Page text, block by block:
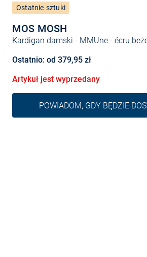
MOS MOSH
Kardigan damski - MMUne- écru
Ostatnie sztuki
Ostatnio: od 379,95 zł
Artykuł jest wyprzedany
POWIADOM, GDY BĘDZIE